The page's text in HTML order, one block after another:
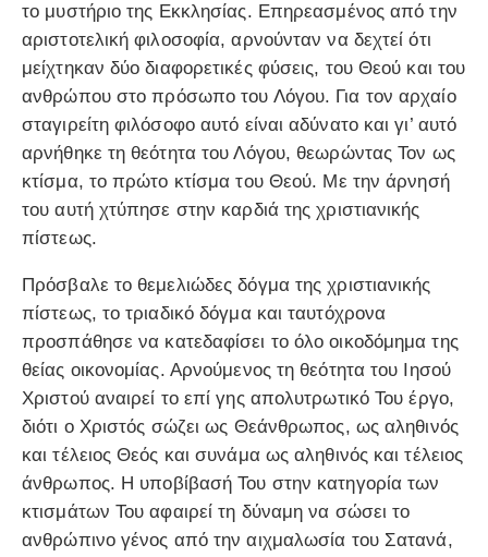
το μυστήριο της Εκκλησίας. Επηρεασμένος από την
αριστοτελική φιλοσοφία, αρνούνταν να δεχτεί ότι
μείχτηκαν δύο διαφορετικές φύσεις, του Θεού και του
ανθρώπου στο πρόσωπο του Λόγου. Για τον αρχαίο
σταγιρείτη φιλόσοφο αυτό είναι αδύνατο και γι’ αυτό
αρνήθηκε τη θεότητα του Λόγου, θεωρώντας Τον ως
κτίσμα, το πρώτο κτίσμα του Θεού. Με την άρνησή
του αυτή χτύπησε στην καρδιά της χριστιανικής
πίστεως.
Πρόσβαλε το θεμελιώδες δόγμα της χριστιανικής
πίστεως, το τριαδικό δόγμα και ταυτόχρονα
προσπάθησε να κατεδαφίσει το όλο οικοδόμημα της
θείας οικονομίας. Αρνούμενος τη θεότητα του Ιησού
Χριστού αναιρεί το επί γης απολυτρωτικό Του έργο,
διότι ο Χριστός σώζει ως Θεάνθρωπος, ως αληθινός
και τέλειος Θεός και συνάμα ως αληθινός και τέλειος
άνθρωπος. Η υποβίβασή Του στην κατηγορία των
κτισμάτων Του αφαιρεί τη δύναμη να σώσει το
ανθρώπινο γένος από την αιχμαλωσία του Σατανά,